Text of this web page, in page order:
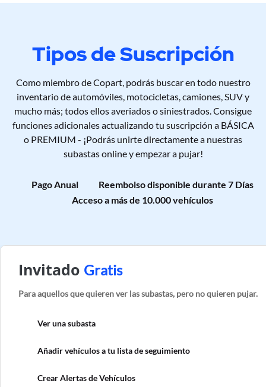
Tipos de Suscripción
Como miembro de Copart, podrás buscar en todo nuestro
inventario de automóviles, motocicletas, camiones, SUV y
mucho más; todos ellos averiados o siniestrados. Consigue
funciones adicionales actualizando tu suscripción a BÁSICA
o PREMIUM - ¡Podrás unirte directamente a nuestras
subastas online y empezar a pujar!
Pago Anual
Reembolso disponible durante 7 Días
Acceso a más de 10.000 vehículos
Invitado Gratis
Para aquellos que quieren ver las subastas, pero no quieren pujar.
Ver una subasta
Añadir vehículos a tu lista de seguimiento
Crear Alertas de Vehículos